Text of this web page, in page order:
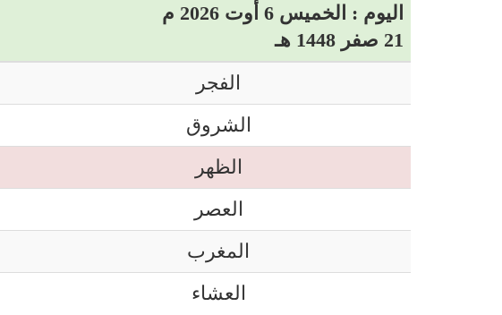
اليوم : الخميس 6 أوت 2026 م
21 صفر 1448 هـ
الفجر
الشروق
الظهر
العصر
المغرب
العشاء